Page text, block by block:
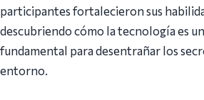
participantes fortalecieron sus
descubriendo cómo la tecnología es
fundamental para desentrañar los
entorno.